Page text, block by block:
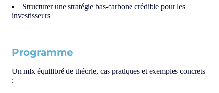
Structurer une stratégie bas-carbone crédible pour les
investisseurs
Programme
Un mix équilibré de théorie, cas pratiques et exemples concrets
: